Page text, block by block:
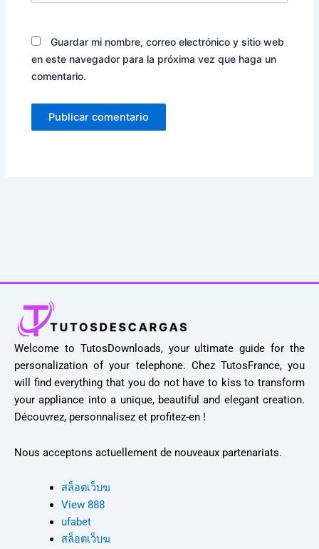
Guardar mi nombre, correo electrónico y sitio web
en este navegador para la próxima vez que haga un
comentario.
Welcome to TutosDownloads, your ultimate guide for the
personalization of your telephone. Chez TutosFrance, you
will find everything that you do not have to kiss to transform
your appliance into a unique, beautiful and elegant creation.
Découvrez, personnalisez et profitez-en !
Nous acceptons actuellement de nouveaux partenariats.
สล็อตเว็บฆ
View 888
ufabet
สล็อตเว็บฆ